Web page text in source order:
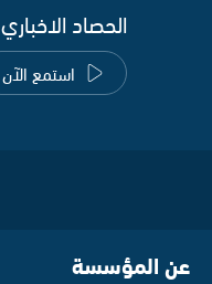
الحصاد الاخباري
استمع الآن
عن المؤسسة